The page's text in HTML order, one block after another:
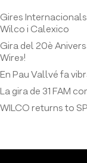
Gires
Wilco i Calexico
Gira del 20è
Wire»!
En Pau Vallvé fa
La gira de 31 FAM
WILCO returns to